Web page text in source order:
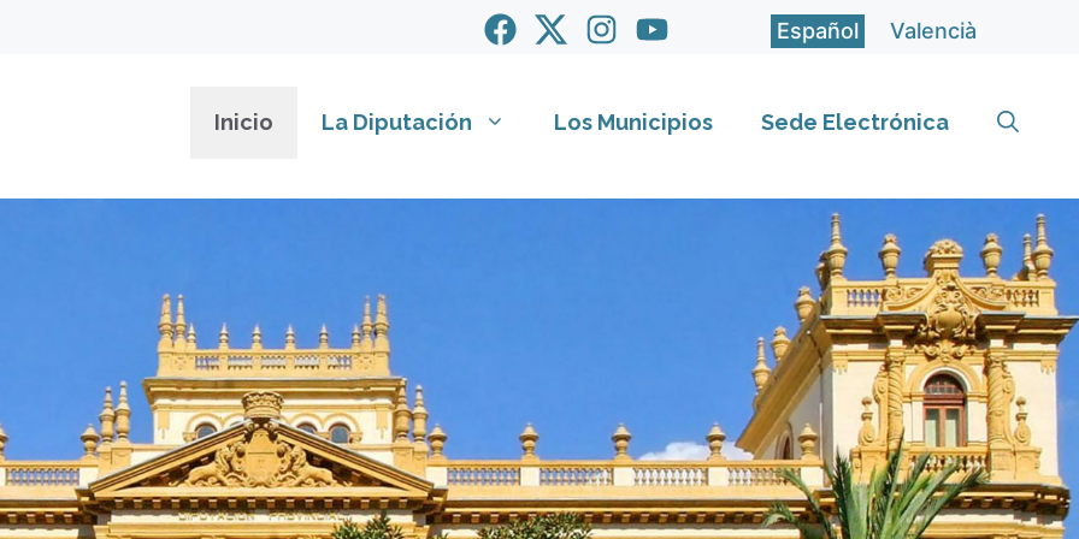
Español Valencià
Inicio La Diputación Los Municipios Sede Electrónica